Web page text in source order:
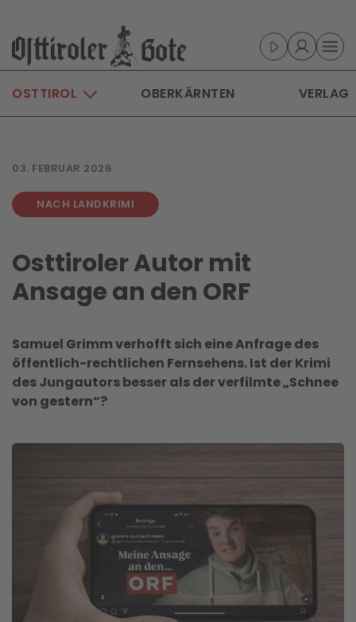
Skip to main content
OSTTIROL OBERKÄRNTEN VERLAG
03. FEBRUAR 2026
NACH LANDKRIMI
Osttiroler Autor mit
Ansage an den ORF
Samuel Grimm verhofft sich eine Anfrage des
öffentlich-rechtlichen Fernsehens. Ist der Krimi
des Jungautors besser als der verfilmte „Schnee
von gestern“?